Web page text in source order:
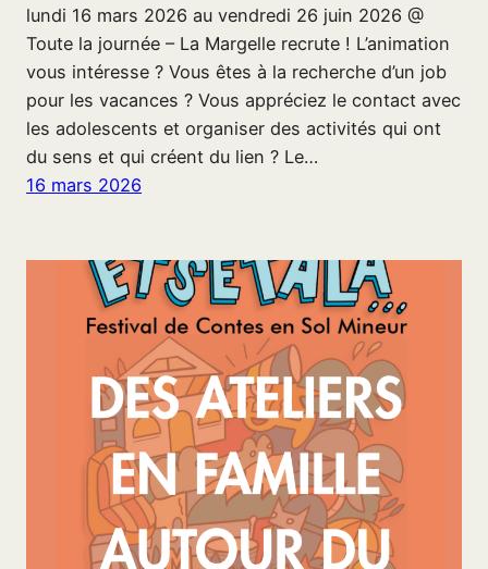
lundi 16 mars 2026 au vendredi 26 juin 2026 @
Toute la journée – La Margelle recrute ! L’animation
vous intéresse ? Vous êtes à la recherche d’un job
pour les vacances ? Vous appréciez le contact avec
les adolescents et organiser des activités qui ont
du sens et qui créent du lien ? Le…
16 mars 2026